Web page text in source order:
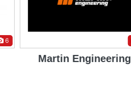
6
Martin Engineering